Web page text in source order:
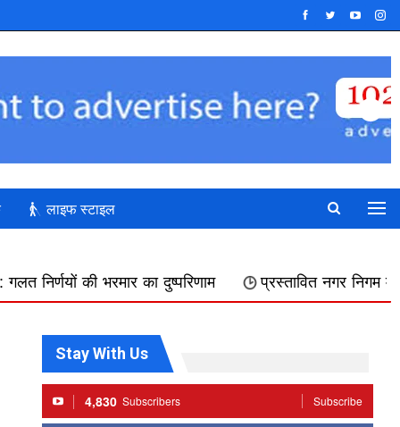
लाइफ स्टाइल
का दुष्परिणाम प्रस्तावित नगर निगम में शामिल किए जाने
Stay With Us
4,830 Subscribers Subscribe